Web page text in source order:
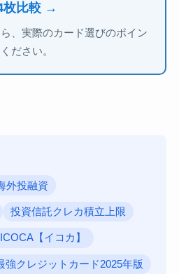
枚比較 →
、実際のカード選びのポイン
ださい。
外投融資
投資信託クレカ積立上限
ICOCA【イコカ】
強クレジットカード2025年版